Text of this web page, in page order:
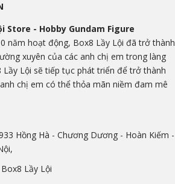
Store - Hobby Gundam Figure
năm hoạt động, Box8 Lầy Lội đã trở thành
xuyên của các anh chị em trong làng
Lầy Lội sẽ tiếp tục phát triển để trở thành
chị em có thể thỏa mãn niềm đam mê
Hồng Hà - Chương Dương - Hoàn Kiếm -
Box8 Lầy Lội